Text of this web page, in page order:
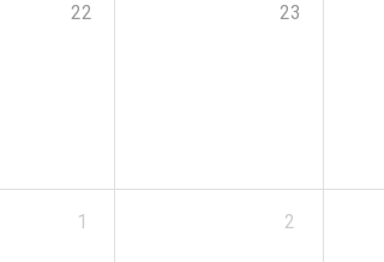
22 23
1 2